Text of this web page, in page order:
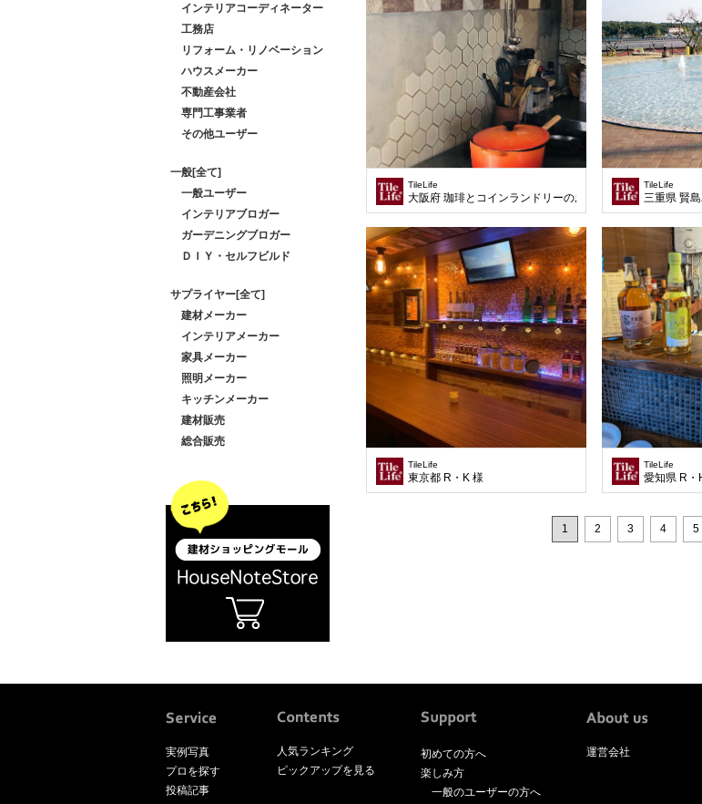
インテリアコーディネーター
工務店
リフォーム・リノベーション
ハウスメーカー
不動産会社
専門工事業者
その他ユーザー
一般[全て]
一般ユーザー
インテリアブロガー
ガーデニングブロガー
ＤＩＹ・セルフビルド
サプライヤー[全て]
建材メーカー
インテリアメーカー
家具メーカー
照明メーカー
キッチンメーカー
建材販売
総合販売
TileLife
大阪府 珈琲とコインランドリーのお店ハレ様
TileLife
三重県 賢
TileLife
東京都 R・K 様
TileLife
愛知県 R・
1 2 3 4 5
実例写真
プロを探す
投稿記事
人気ランキング
ピックアップを見る
初めての方へ
楽しみ方
一般のユーザーの方へ
運営会社